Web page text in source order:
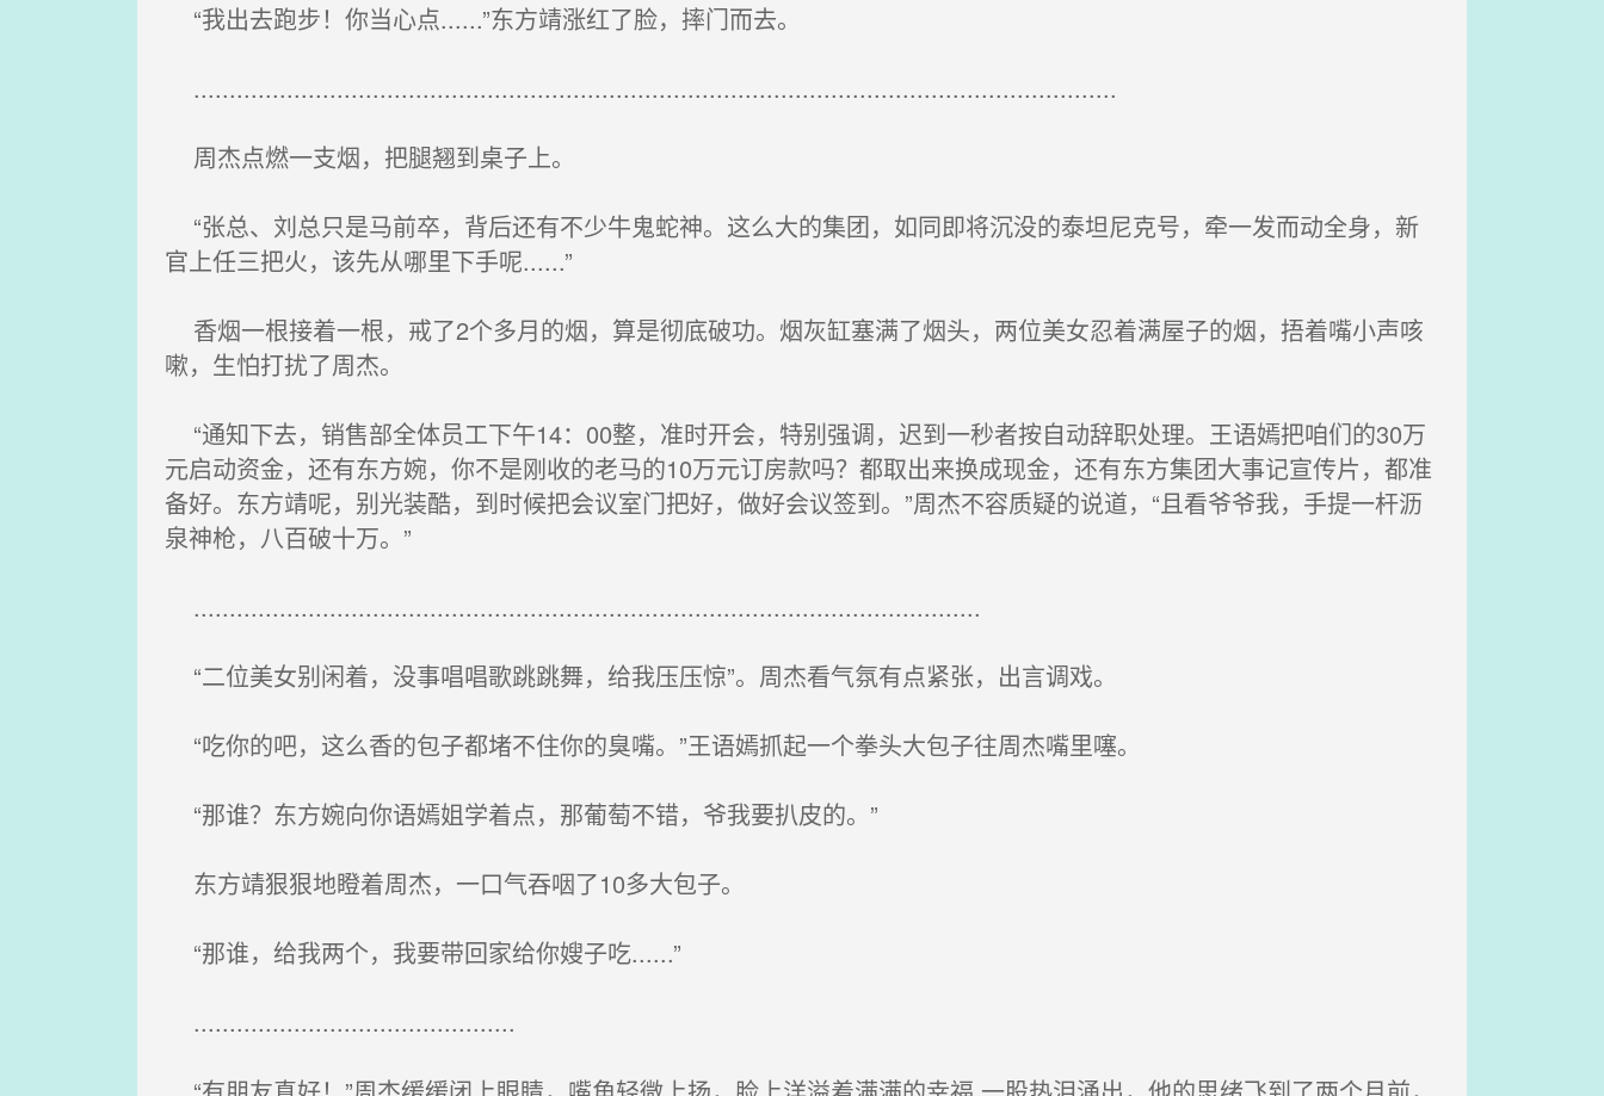
“我出去跑步！你当心点......”东方靖涨红了脸，摔门而去。
.................................................................................................................................
周杰点燃一支烟，把腿翘到桌子上。
“张总、刘总只是马前卒，背后还有不少牛鬼蛇神。这么大的集团，如同即将沉没的泰坦尼克号，牵一发而动全身，新
官上任三把火，该先从哪里下手呢......”
香烟一根接着一根，戒了2个多月的烟，算是彻底破功。烟灰缸塞满了烟头，两位美女忍着满屋子的烟，捂着嘴小声咳
嗽，生怕打扰了周杰。
“通知下去，销售部全体员工下午14：00整，准时开会，特别强调，迟到一秒者按自动辞职处理。王语嫣把咱们的30万
元启动资金，还有东方婉，你不是刚收的老马的10万元订房款吗？都取出来换成现金，还有东方集团大事记宣传片，都准
备好。东方靖呢，别光装酷，到时候把会议室门把好，做好会议签到。”周杰不容质疑的说道，“且看爷爷我，手提一杆沥
泉神枪，八百破十万。”
..............................................................................................................
“二位美女别闲着，没事唱唱歌跳跳舞，给我压压惊”。周杰看气氛有点紧张，出言调戏。
“吃你的吧，这么香的包子都堵不住你的臭嘴。”王语嫣抓起一个拳头大包子往周杰嘴里噻。
“那谁？东方婉向你语嫣姐学着点，那葡萄不错，爷我要扒皮的。”
东方靖狠狠地瞪着周杰，一口气吞咽了10多大包子。
“那谁，给我两个，我要带回家给你嫂子吃......”
.............................................